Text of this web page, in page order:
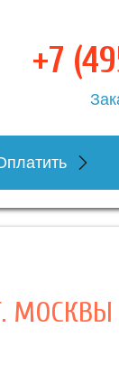
+7
МОСКВЫ